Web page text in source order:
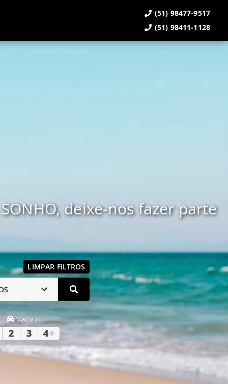
(51) 98477-9517
(51) 98411-1128
deixe-nos fazer parte
LIMPAR FILTROS
Vagas
2 3 4+